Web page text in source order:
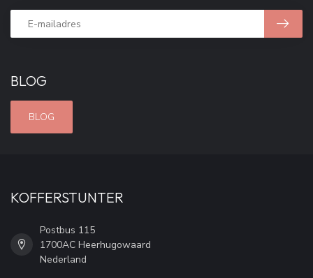
BLOG
BLOG
KOFFERSTUNTER
Postbus 115
1700AC Heerhugowaard
Nederland